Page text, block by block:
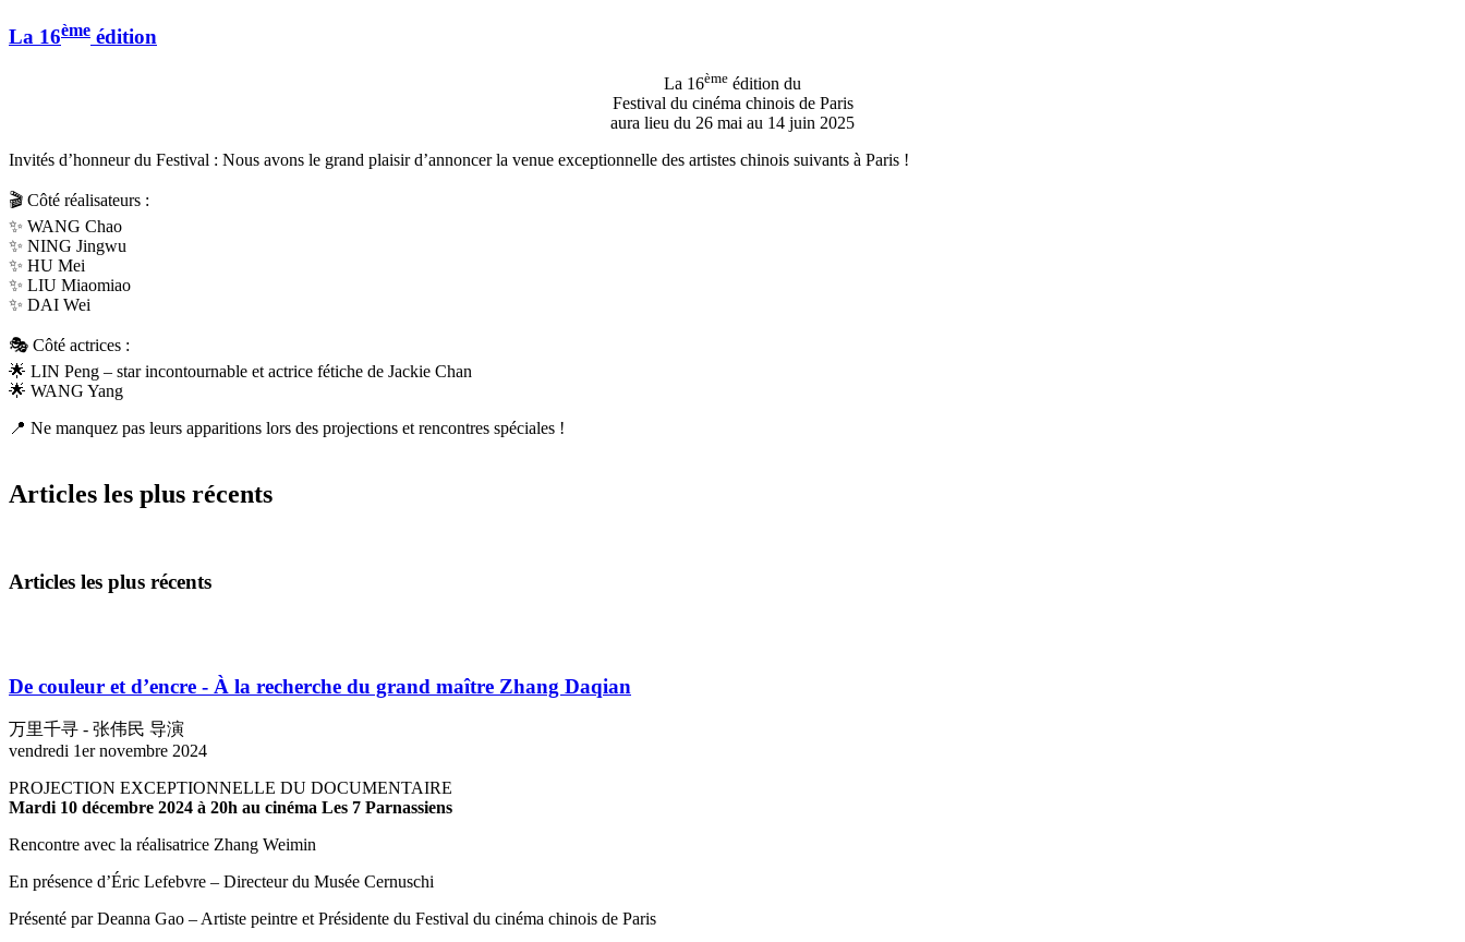
La 16ème édition
La 16ème édition du
Festival du cinéma chinois de Paris
aura lieu du 26 mai au 14 juin 2025
Invités d’honneur du Festival : Nous avons le grand plaisir d’annoncer la venue exceptionnelle des artistes chinois suivants à Paris !
🎬 Côté réalisateurs :
✨ WANG Chao
✨ NING Jingwu
✨ HU Mei
✨ LIU Miaomiao
✨ DAI Wei
🎭 Côté actrices :
🌟 LIN Peng – star incontournable et actrice fétiche de Jackie Chan
🌟 WANG Yang
📍 Ne manquez pas leurs apparitions lors des projections et rencontres spéciales !
Articles les plus récents
Articles les plus récents
De couleur et d’encre - À la recherche du grand maître Zhang Daqian
万里千寻 - 张伟民 导演
vendredi 1er novembre 2024
PROJECTION EXCEPTIONNELLE DU DOCUMENTAIRE
Mardi 10 décembre 2024 à 20h au cinéma Les 7 Parnassiens
Rencontre avec la réalisatrice Zhang Weimin
En présence d’Éric Lefebvre – Directeur du Musée Cernuschi
Présenté par Deanna Gao – Artiste peintre et Présidente du Festival du cinéma chinois de Paris